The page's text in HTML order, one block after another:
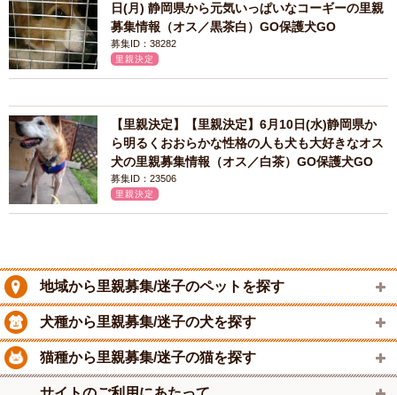
日(月) 静岡県から元気いっぱいなコーギーの里親
募集情報（オス／黒茶白）GO保護犬GO
募集ID：38282
里親決定
【里親決定】【里親決定】6月10日(水)静岡県か
ら明るくおおらかな性格の人も犬も大好きなオス
犬の里親募集情報（オス／白茶）GO保護犬GO
募集ID：23506
里親決定
地域から里親募集/迷子のペットを探す
犬種から里親募集/迷子の犬を探す
猫種から里親募集/迷子の猫を探す